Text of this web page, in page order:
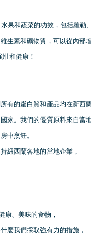
果和蔬菜的功效，包括羅勒
生素和礦物質，可以從內部
和健康！
有的蛋白質和產品均在新西
家。 我們的優質原料來自當
中烹飪。
紐西蘭各地的當地企業，
康、美味的食物，
麼我們採取強有力的措施，